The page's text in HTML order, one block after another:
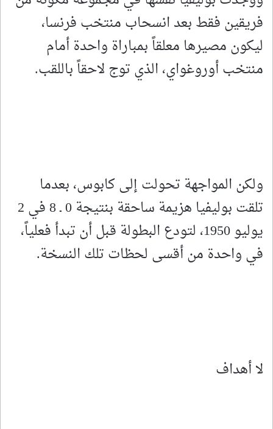
فريقين فقط بعد انسحاب منتخب فرنسا،
ليكون مصيرها معلقاً بمباراة واحدة أمام
منتخب أوروغواي، الذي توج لاحقاً باللقب.
ولكن المواجهة تحولت إلى كابوس، بعدما
تلقت بوليفيا هزيمة ساحقة بنتيجة 0 ـ 8 في 2
يوليو 1950، لتودع البطولة قبل أن تبدأ فعلياً،
في واحدة من أقسى لحظات تلك النسخة.
لا أهداف